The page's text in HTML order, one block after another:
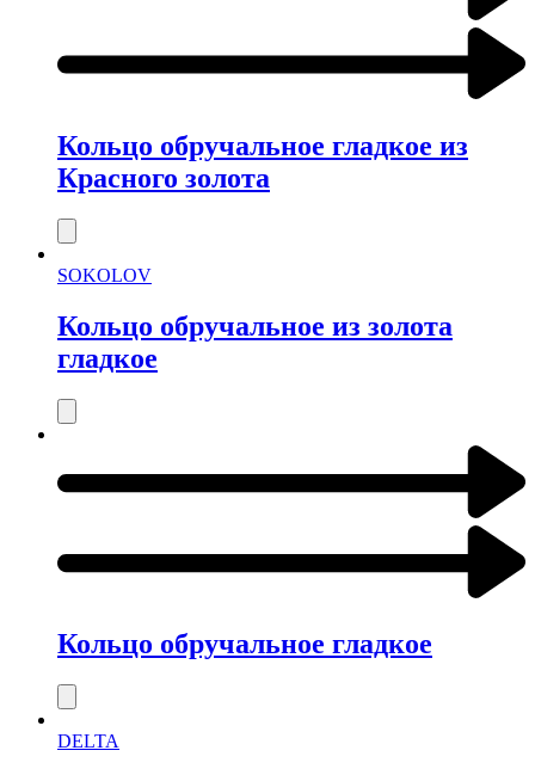
Кольцо обручальное гладкое из
Красного золота
SOKOLOV
Кольцо обручальное из золота
гладкое
Кольцо обручальное гладкое
DELTA